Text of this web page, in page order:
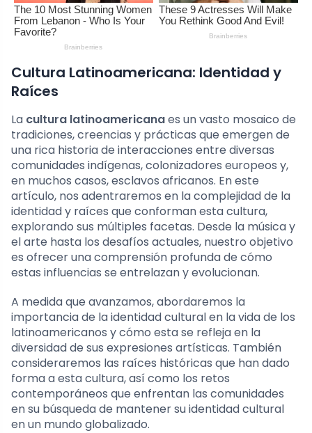
Cultura Latinoamericana: Identidad y
Raíces
La cultura latinoamericanaes un vasto mosaico de
tradiciones, creencias y prácticas que emergen de
una rica historia de interacciones entre diversas
comunidades indígenas, colonizadores europeos y,
en muchos casos, esclavos africanos. En este
artículo, nos adentraremos en la complejidad de la
identidad y raíces que conforman esta cultura,
explorando sus múltiples facetas. Desde la música y
el arte hasta los desafíos actuales, nuestro objetivo
es ofrecer una comprensión profunda de cómo
estas influencias se entrelazan y evolucionan.
A medida que avanzamos, abordaremos la
importancia de la identidad cultural en la vida de los
latinoamericanos y cómo esta se refleja en la
diversidad de sus expresiones artísticas. También
consideraremos las raíces históricas que han dado
forma a esta cultura, así como los retos
contemporáneos que enfrentan las comunidades
en su búsqueda de mantener su identidad cultural
en un mundo globalizado.